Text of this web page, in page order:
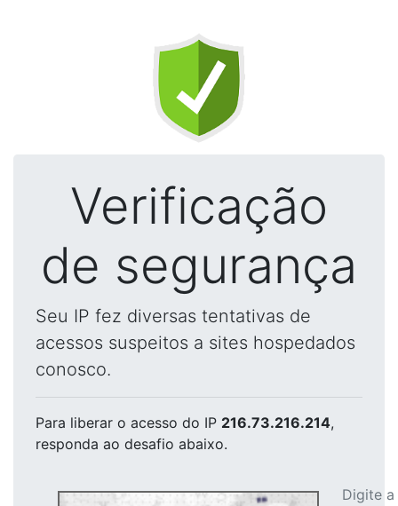
Verificação
de segurança
Seu IP fez diversas tentativas de
acessos suspeitos a sites hospedados
conosco.
Para liberar o acesso do IP 216.73.216.214,
responda ao desafio abaixo.
Digite